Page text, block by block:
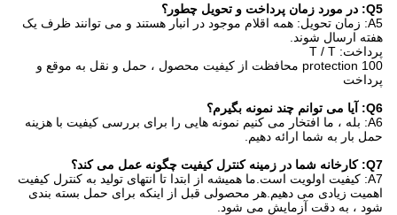
Q5: در مورد زمان پرداخت و تحویل چطور؟
A5: زمان تحویل: همه اقلام موجود در انبار هستند و می توانند ظرف یک
هفته ارسال شوند.
پرداخت: T / T
100 protection محافظت از کیفیت محصول ، حمل و نقل به موقع و
پرداخت
Q6: آیا می توانم چند نمونه بگیرم؟
A6: بله ، ما افتخار می کنیم نمونه هایی را برای بررسی کیفیت با هزینه
حمل بار به شما ارائه دهیم.
Q7: کارخانه شما در زمینه کنترل کیفیت چگونه عمل می کند؟
A7: کیفیت اولویت است.ما همیشه از ابتدا تا انتهای تولید به کنترل کیفیت
اهمیت زیادی می دهیم.هر محصولی قبل از اینکه برای حمل بسته بندی
شود ، به دقت آزمایش می شود.